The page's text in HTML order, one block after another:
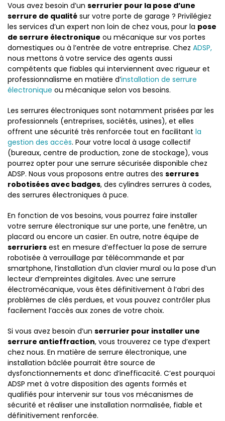
Vous avez besoin d’un serrurier pour la pose d’une
serrure de qualité sur votre porte de garage ? Privilégiez
les services d’un expert non loin de chez vous, pour la pose
de serrure électronique ou mécanique sur vos portes
domestiques ou à l’entrée de votre entreprise. Chez ADSP,
nous mettons à votre service des agents aussi
compétents que fiables qui interviennent avec rigueur et
professionnalisme en matière d’installation de serrure
électronique ou mécanique selon vos besoins.
Les serrures électroniques sont notamment prisées par les
professionnels (entreprises, sociétés, usines), et elles
offrent une sécurité très renforcée tout en facilitant la
gestion des accès. Pour votre local à usage collectif
(bureaux, centre de production, zone de stockage), vous
pourrez opter pour une serrure sécurisée disponible chez
ADSP. Nous vous proposons entre autres des serrures
robotisées avec badges, des cylindres serrures à codes,
des serrures électroniques à puce.
En fonction de vos besoins, vous pourrez faire installer
votre serrure électronique sur une porte, une fenêtre, un
placard ou encore un casier. En outre, notre équipe de
serruriers est en mesure d’effectuer la pose de serrure
robotisée à verrouillage par télécommande et par
smartphone, l’installation d’un clavier mural ou la pose d’un
lecteur d’empreintes digitales. Avec une serrure
électromécanique, vous êtes définitivement à l’abri des
problèmes de clés perdues, et vous pouvez contrôler plus
facilement l’accès aux zones de votre choix.
Si vous avez besoin d’un serrurier pour installer une
serrure antieffraction, vous trouverez ce type d’expert
chez nous. En matière de serrure électronique, une
installation bâclée pourrait être source de
dysfonctionnements et donc d’inefficacité. C’est pourquoi
ADSP met à votre disposition des agents formés et
qualifiés pour intervenir sur tous vos mécanismes de
sécurité et réaliser une installation normalisée, fiable et
définitivement renforcée.